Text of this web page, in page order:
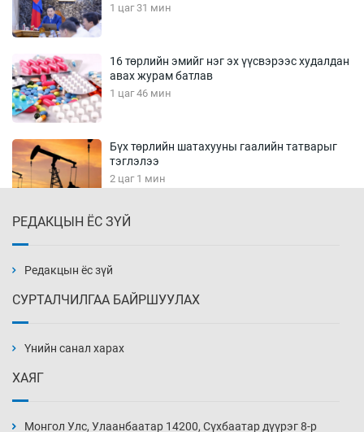
1 цаг 31 мин
16 төрлийн эмийг нэг эх үүсвэрээс худалдан
авах журам батлав
1 цаг 46 мин
Бүх төрлийн шатахууны гаалийн татварыг
тэглэлээ
2 цаг 1 мин
2 цаг 31 мин
3 цаг 1 мин
РЕДАКЦЫН ЁС ЗҮЙ
Редакцын ёс зүй
СУРТАЛЧИЛГАА БАЙРШУУЛАХ
Үнийн санал харах
ХАЯГ
Монгол Улс, Улаанбаатар 14200, Сүхбаатар дүүрэг 8-р